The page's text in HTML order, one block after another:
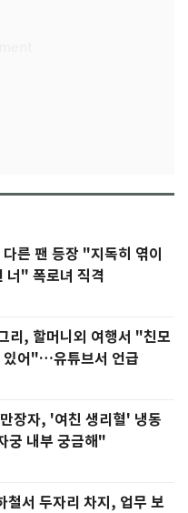
른 팬 등장 "지독히 엮이
너" 폭로녀 직격
리, 할머니외 여행서 "친모
있어"…유튜브서 언급
자, '여친 생리혈' 냉동
내부 궁금해"
철서 두자리 차지, 업무 보